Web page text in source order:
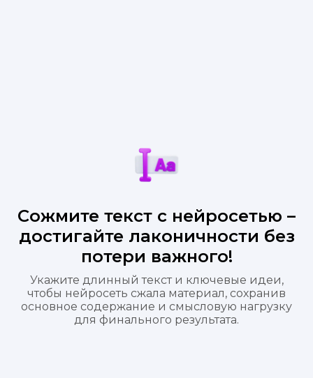
Сожмите текст с нейросетью –
достигайте лаконичности без
потери важного!
Укажите длинный текст и ключевые идеи,
чтобы нейросеть сжала материал, сохранив
основное содержание и смысловую нагрузку
для финального результата.